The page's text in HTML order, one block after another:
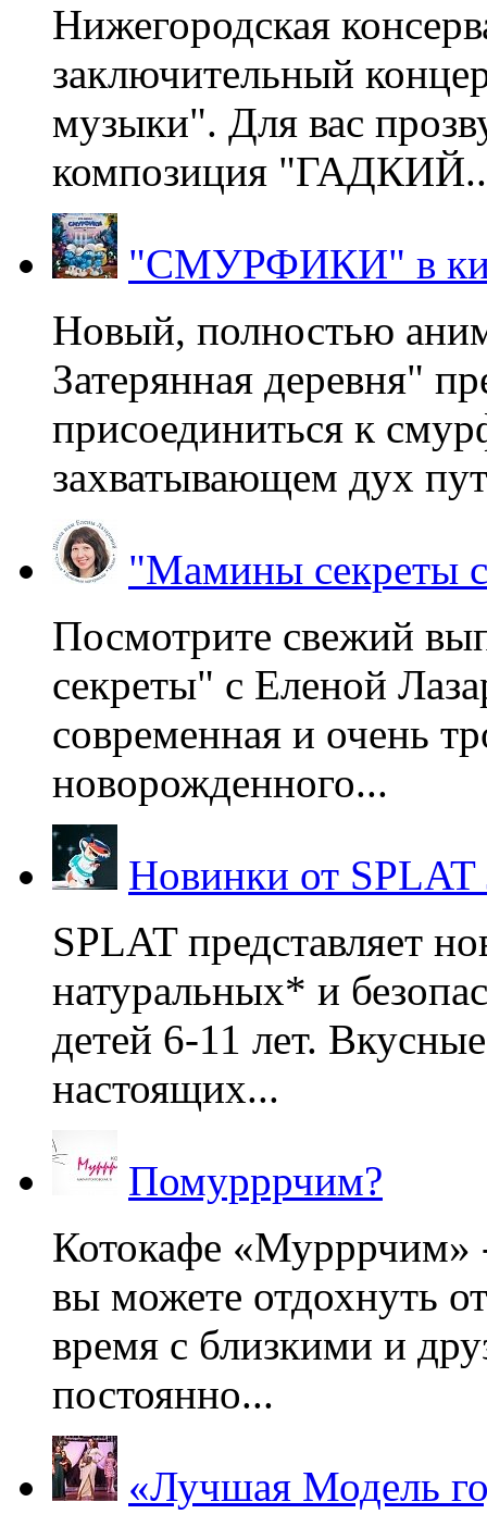
Нижегородская
заключительный
музыки". Для вас
композиция
"СМУРФИКИ" в
Новый, полностью
Затерянная деревня"
присоединиться к
захватывающем дух
"Мамины секреты
Посмотрите свежий
секреты" с Еленой
современная и очень
новорожденного...
Новинки от
SPLAT представляет
натуральных* и
детей 6-11 лет.
настоящих...
Помурррчим?
Котокафе «Мурррчим»
вы можете отдохнуть
время с близкими и
постоянно...
«Лучшая Модель